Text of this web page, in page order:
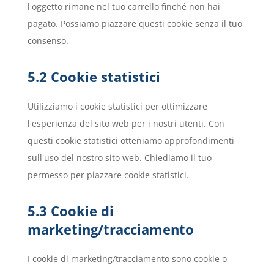
l'oggetto rimane nel tuo carrello finché non hai
pagato. Possiamo piazzare questi cookie senza il tuo
consenso.
5.2 Cookie statistici
Utilizziamo i cookie statistici per ottimizzare
l'esperienza del sito web per i nostri utenti. Con
questi cookie statistici otteniamo approfondimenti
sull'uso del nostro sito web. Chiediamo il tuo
permesso per piazzare cookie statistici.
5.3 Cookie di
marketing/tracciamento
I cookie di marketing/tracciamento sono cookie o